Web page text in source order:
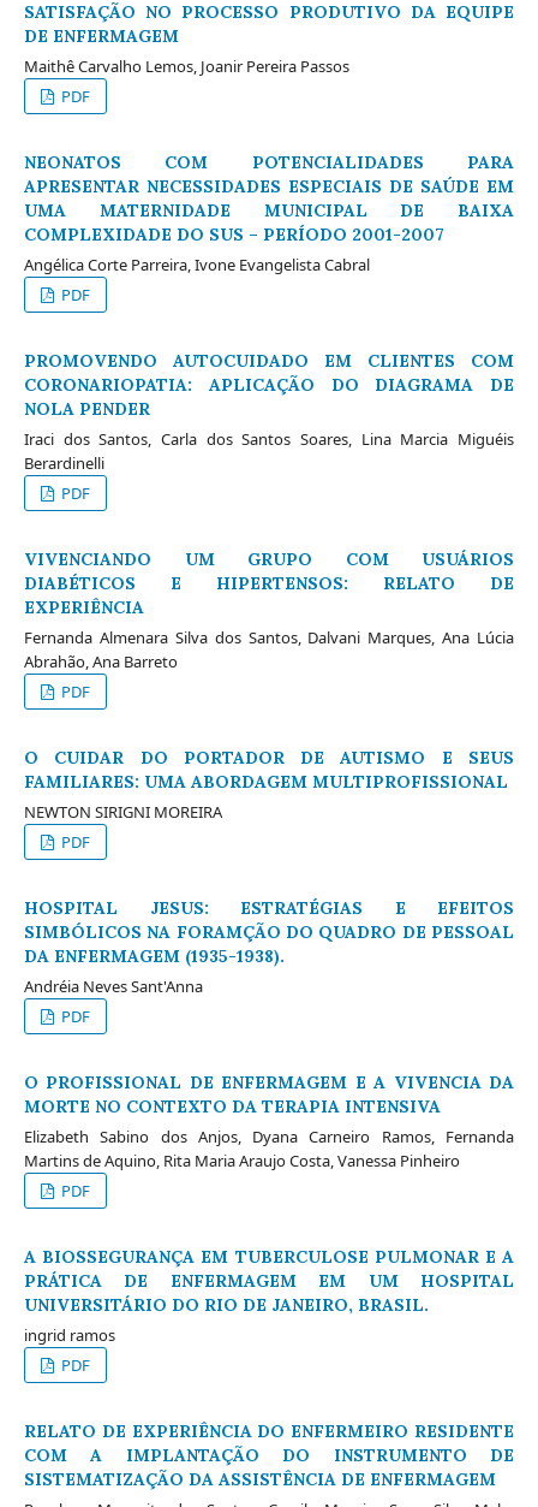
SATISFAÇÃO NO PROCESSO PRODUTIVO DA EQUIPE
DE ENFERMAGEM
Maithê Carvalho Lemos, Joanir Pereira Passos
PDF
NEONATOS COM POTENCIALIDADES PARA
APRESENTAR NECESSIDADES ESPECIAIS DE SAÚDE EM
UMA MATERNIDADE MUNICIPAL DE BAIXA
COMPLEXIDADE DO SUS – PERÍODO 2001-2007
Angélica Corte Parreira, Ivone Evangelista Cabral
PDF
PROMOVENDO AUTOCUIDADO EM CLIENTES COM
CORONARIOPATIA: APLICAÇÃO DO DIAGRAMA DE
NOLA PENDER
Iraci dos Santos, Carla dos Santos Soares, Lina Marcia Miguéis
Berardinelli
PDF
VIVENCIANDO UM GRUPO COM USUÁRIOS
DIABÉTICOS E HIPERTENSOS: RELATO DE
EXPERIÊNCIA
Fernanda Almenara Silva dos Santos, Dalvani Marques, Ana Lúcia
Abrahão, Ana Barreto
PDF
O CUIDAR DO PORTADOR DE AUTISMO E SEUS
FAMILIARES: UMA ABORDAGEM MULTIPROFISSIONAL
NEWTON SIRIGNI MOREIRA
PDF
HOSPITAL JESUS: ESTRATÉGIAS E EFEITOS
SIMBÓLICOS NA FORAMÇÃO DO QUADRO DE PESSOAL
DA ENFERMAGEM (1935-1938).
Andréia Neves Sant'Anna
PDF
O PROFISSIONAL DE ENFERMAGEM E A VIVENCIA DA
MORTE NO CONTEXTO DA TERAPIA INTENSIVA
Elizabeth Sabino dos Anjos, Dyana Carneiro Ramos, Fernanda
Martins de Aquino, Rita Maria Araujo Costa, Vanessa Pinheiro
PDF
A BIOSSEGURANÇA EM TUBERCULOSE PULMONAR E A
PRÁTICA DE ENFERMAGEM EM UM HOSPITAL
UNIVERSITÁRIO DO RIO DE JANEIRO, BRASIL.
ingrid ramos
PDF
RELATO DE EXPERIÊNCIA DO ENFERMEIRO RESIDENTE
COM A IMPLANTAÇÃO DO INSTRUMENTO DE
SISTEMATIZAÇÃO DA ASSISTÊNCIA DE ENFERMAGEM